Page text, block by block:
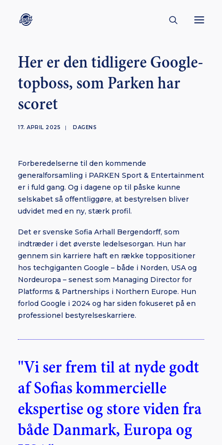
CONTACT
ABOUT
ENGLISH
BORNHOLM
SUBSCRIBE
Her er den tidligere Google-
topboss, som Parken har
scoret
17. APRIL 2025 | DAGENS
Forberedelserne til den kommende
generalforsamling i PARKEN Sport & Entertainment
er i fuld gang. Og i dagene op til påske kunne
selskabet så offentliggøre, at bestyrelsen bliver
udvidet med en ny, stærk profil.
Det er svenske Sofia Arhall Bergendorff, som
indtræder i det øverste ledelsesorgan. Hun har
gennem sin karriere haft en række toppositioner
hos techgiganten Google – både i Norden, USA og
Nordeuropa – senest som Managing Director for
Platforms & Partnerships i Northern Europe. Hun
forlod Google i 2024 og har siden fokuseret på en
professionel bestyrelseskarriere.
"Vi ser frem til at nyde godt
af Sofias kommercielle
ekspertise og store viden fra
både Danmark, Europa og